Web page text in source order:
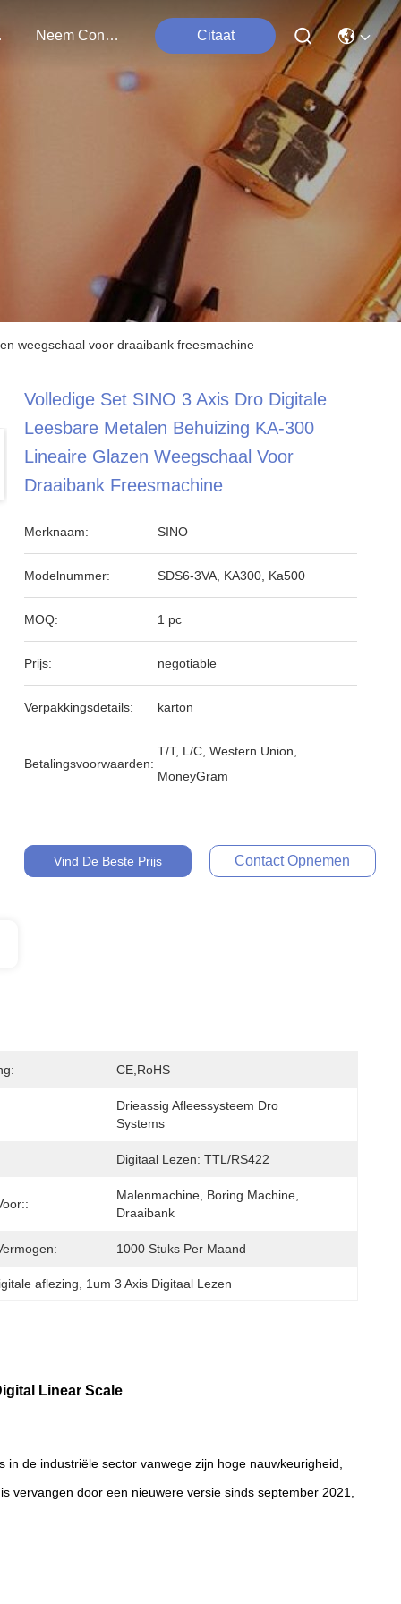
Neem Contact Met Ons Op Citaat
weegschaal voor draaibank freesmachine
Volledige Set SINO 3 Axis Dro Digitale
Leesbare Metalen Behuizing KA-300
Lineaire Glazen Weegschaal Voor
Draaibank Freesmachine
Merknaam: SINO
Modelnummer: SDS6-3VA, KA300, Ka500
MOQ: 1 pc
Prijs: negotiable
Verpakkingsdetails: karton
Betalingsvoorwaarden:
T/T, L/C, Western Union,
MoneyGram
Vind De Beste Prijs Contact Opnemen
CE,RoHS
Drieassig Afleessysteem Dro
Systems
Digitaal Lezen: TTL/RS422
Malenmachine, Boring Machine,
Draaibank
1000 Stuks Per Maand
aflezing 1um 3 Axis Digitaal Lezen
Linear Scale
de industriële sector vanwege zijn hoge nauwkeurigheid,
vervangen door een nieuwere versie sinds september 2021,